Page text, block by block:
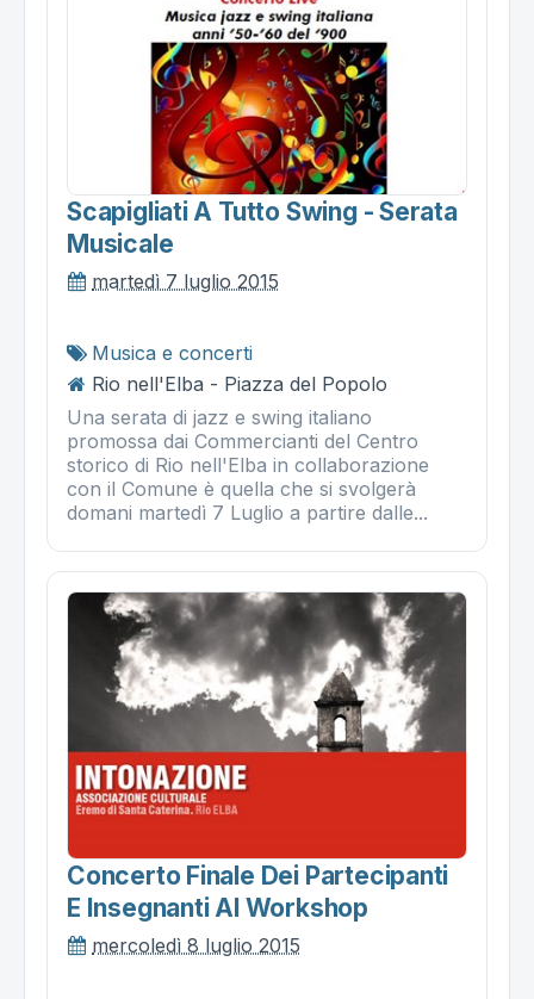
Scapigliati A Tutto Swing - Serata
Musicale
martedì 7 luglio 2015
Musica e concerti
Rio nell'Elba - Piazza del Popolo
Una serata di jazz e swing italiano
promossa dai Commercianti del Centro
storico di Rio nell'Elba in collaborazione
con il Comune è quella che si svolgerà
domani martedì 7 Luglio a partire dalle...
Concerto Finale Dei Partecipanti
E Insegnanti Al Workshop
mercoledì 8 luglio 2015